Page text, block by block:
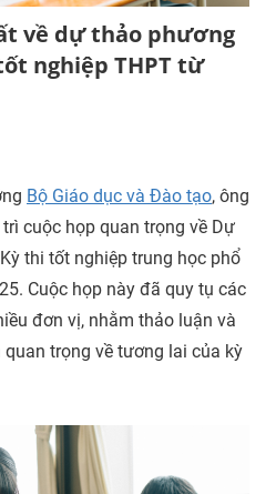
về dự thảo phương
nghiệp THPT từ
Bộ Giáo dục và Đào tạo, ông
cuộc họp quan trọng về Dự
thi tốt nghiệp trung học phổ
Cuộc họp này đã quy tụ các
đơn vị, nhằm thảo luận và
trọng về tương lai của kỳ